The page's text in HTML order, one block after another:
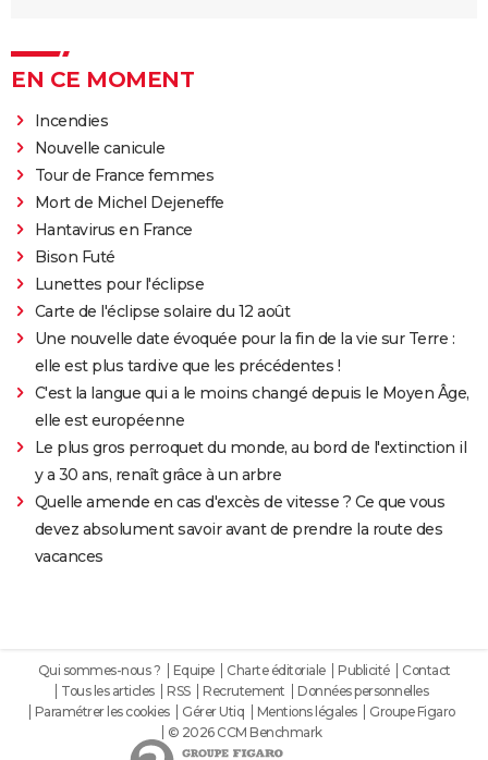
EN CE MOMENT
Incendies
Nouvelle canicule
Tour de France femmes
Mort de Michel Dejeneffe
Hantavirus en France
Bison Futé
Lunettes pour l'éclipse
Carte de l'éclipse solaire du 12 août
Une nouvelle date évoquée pour la fin de la vie sur Terre :
elle est plus tardive que les précédentes !
C'est la langue qui a le moins changé depuis le Moyen Âge,
elle est européenne
Le plus gros perroquet du monde, au bord de l'extinction il
y a 30 ans, renaît grâce à un arbre
Quelle amende en cas d'excès de vitesse ? Ce que vous
devez absolument savoir avant de prendre la route des
vacances
Qui sommes-nous ? Equipe Charte éditoriale Publicité
Contact
Tous les articles
RSS Recrutement
Données personnelles
Paramétrer les cookies
Gérer Utiq Mentions légales
Groupe Figaro
© 2026 CCM Benchmark